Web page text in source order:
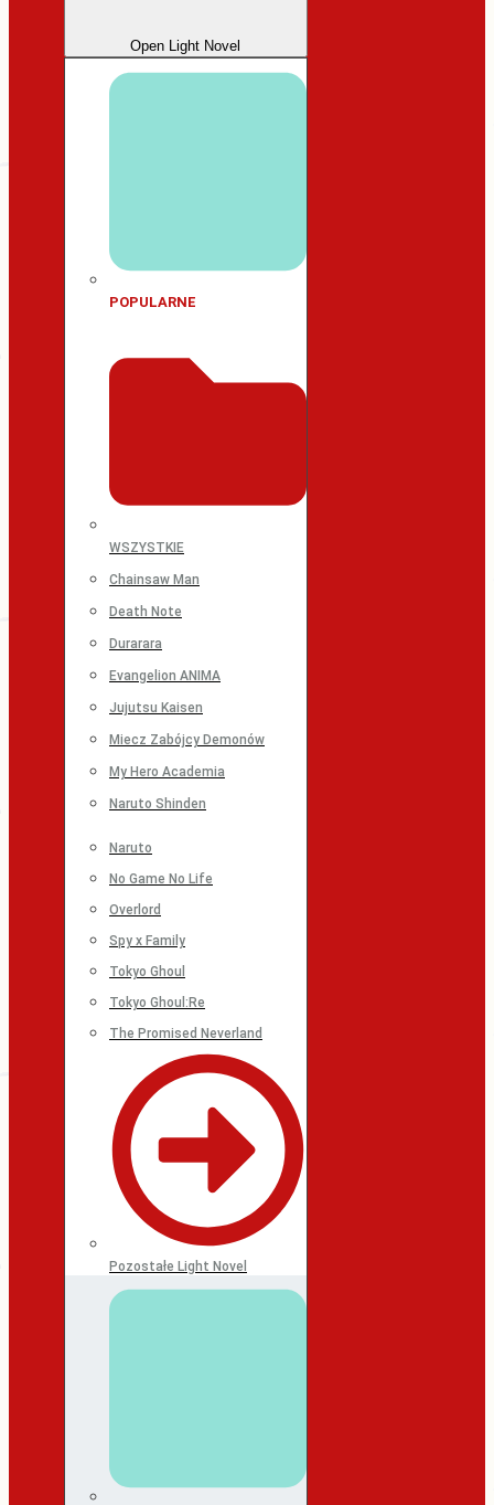
Open Light Novel
POPULARNE
WSZYSTKIE
Chainsaw Man
Death Note
Durarara
Evangelion ANIMA
Jujutsu Kaisen
Miecz Zabójcy Demonów
My Hero Academia
Naruto Shinden
Naruto
No Game No Life
Overlord
Spy x Family
Tokyo Ghoul
Tokyo Ghoul:Re
The Promised Neverland
Pozostałe Light Novel